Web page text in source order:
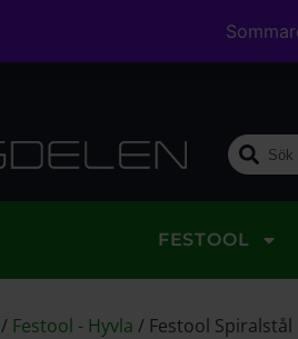
Smidig
FESTOOL
/ Festool - Hyvla / Festool Spiralstål